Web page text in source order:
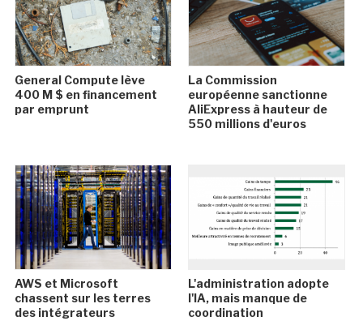
General Compute lève
400 M $ en financement
par emprunt
La Commission
européenne sanctionne
AliExpress à hauteur de
550 millions d'euros
AWS et Microsoft
chassent sur les terres
des intégrateurs
L'administration adopte
l'IA, mais manque de
coordination